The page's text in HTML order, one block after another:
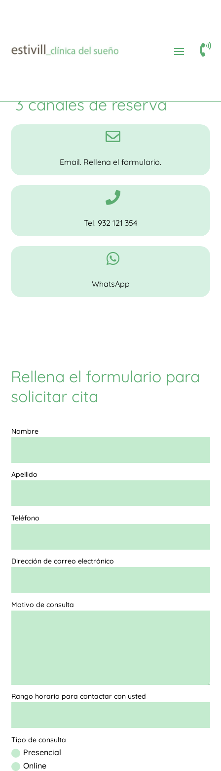

$ La clínica $ Cita previa
3 canales de reserva

Email. Rellena el formulario.

Tel. 932 121 354

WhatsApp
Rellena el formulario para
solicitar cita
Nombre
Apellido
Teléfono
Dirección de correo electrónico
Motivo de consulta
Rango horario para contactar con usted
Tipo de consulta
Presencial
Online